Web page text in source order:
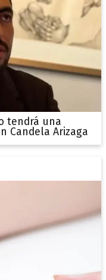
tendrá una
Candela Arizaga